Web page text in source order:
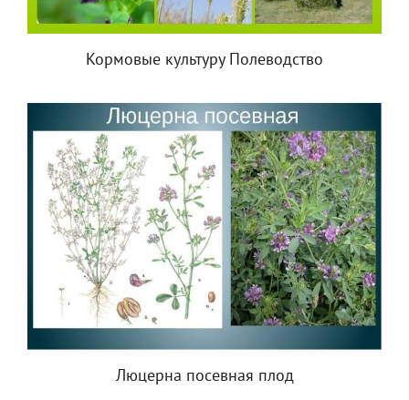
Кормовые культуру Полеводство
Люцерна посевная плод